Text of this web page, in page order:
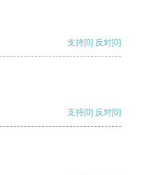
支持[0] 反对[0]
支持[0] 反对[0]